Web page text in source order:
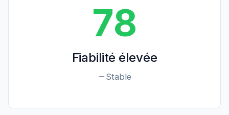
78
Fiabilité élevée
Stable